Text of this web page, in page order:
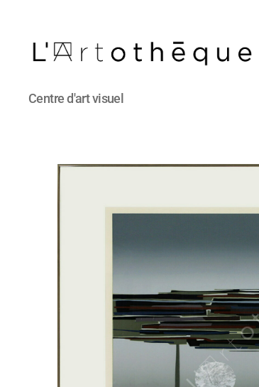
L'Artothèque
Centre d'art visuel